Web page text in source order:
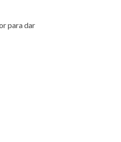
para dar